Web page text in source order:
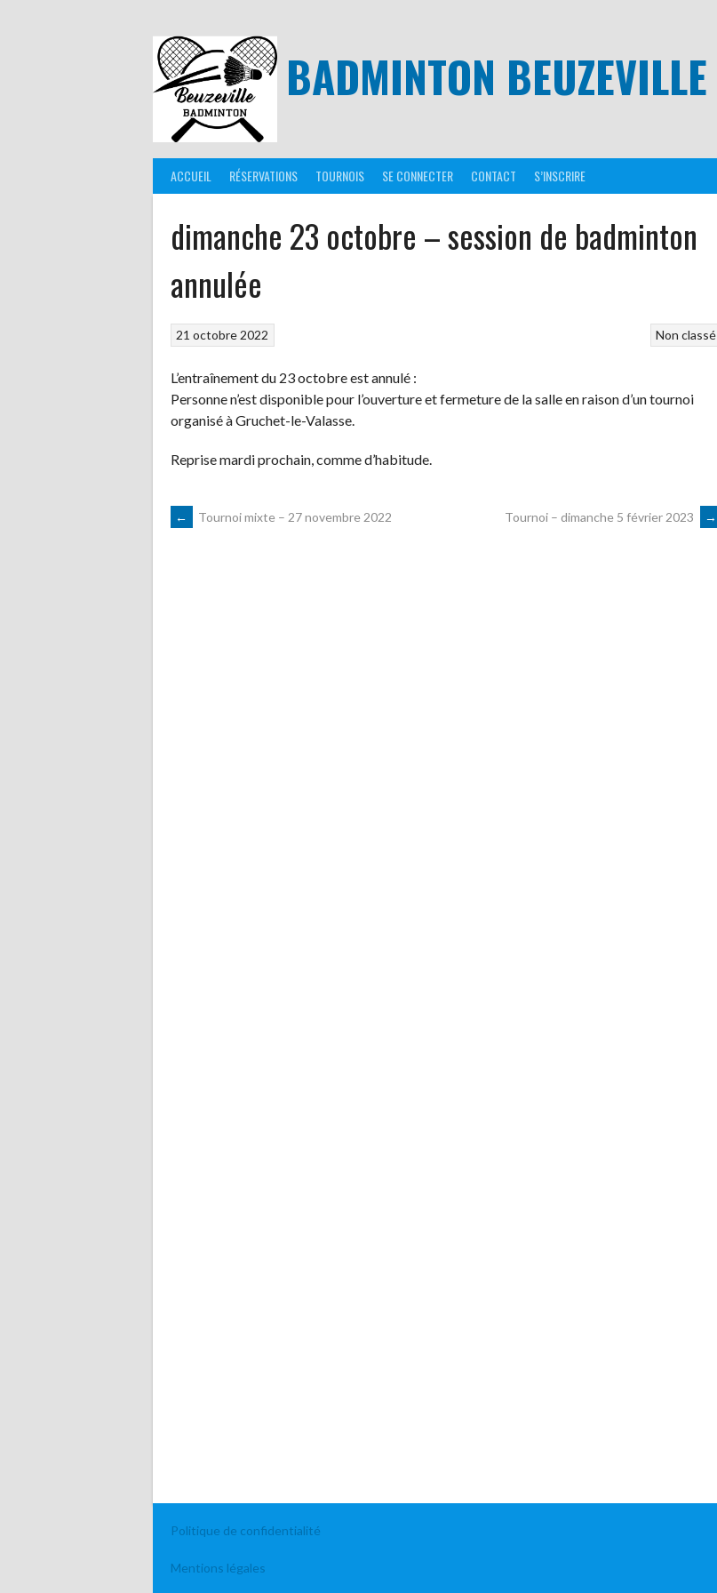
BADMINTON BEUZEVILLE
ACCUEIL RÉSERVATIONS TOURNOIS SE CONNECTER CONTACT S’INSCRIRE
dimanche 23 octobre – session de badminton
annulée
Non classé
21 octobre 2022
L’entraînement du 23 octobre est annulé :
Personne n’est disponible pour l’ouverture et fermeture de la salle en raison d’un tournoi
organisé à Gruchet-le-Valasse.
Reprise mardi prochain, comme d’habitude.
NAVIGATION
← Tournoi mixte – 27 novembre 2022 Tournoi – dimanche 5 février 2023 →
Politique de confidentialité
Mentions légales